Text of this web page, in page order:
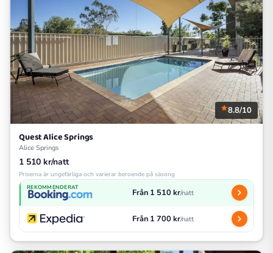
8.8/10
Quest Alice Springs
Alice Springs
1 510 kr/natt
Priserna är ungefärliga och varierar beroende på säsong
REKOMMENDERAT Från 1 510 kr/natt
Från 1 700 kr/natt